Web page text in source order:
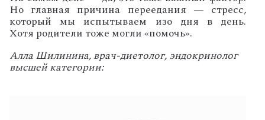
Но главная причина переедания — стресс,
который мы испытываем изо дня в день.
Хотя родители тоже могли «помочь».
Алла Шилинина, врач-диетолог, эндокринолог
высшей категории: